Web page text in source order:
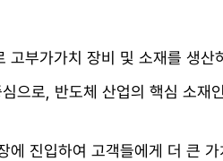
부가가치 장비 및 소재를 생산
으로, 반도체 산업의 핵심 소
진입하여 고객들에게 더 큰